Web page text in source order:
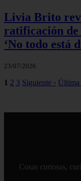
Livia Brito
ratificación de
‘No todo está
23/07/2026
1 2 3 Siguiente › Última
Cosas curiosas,